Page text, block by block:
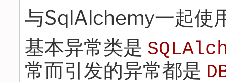
与SqlAlchemy一起使
基本异常类是
常而引发的异常都是